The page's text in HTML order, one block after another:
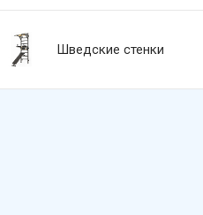
Шведские стенки